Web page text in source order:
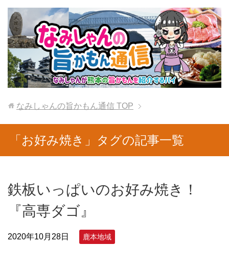
なみしゃんの旨かもん通信 TOP
「お好み焼き」タグの記事一覧
鉄板いっぱいのお好み焼き！
『高専ダゴ』
2020年10月28日 鹿本地域